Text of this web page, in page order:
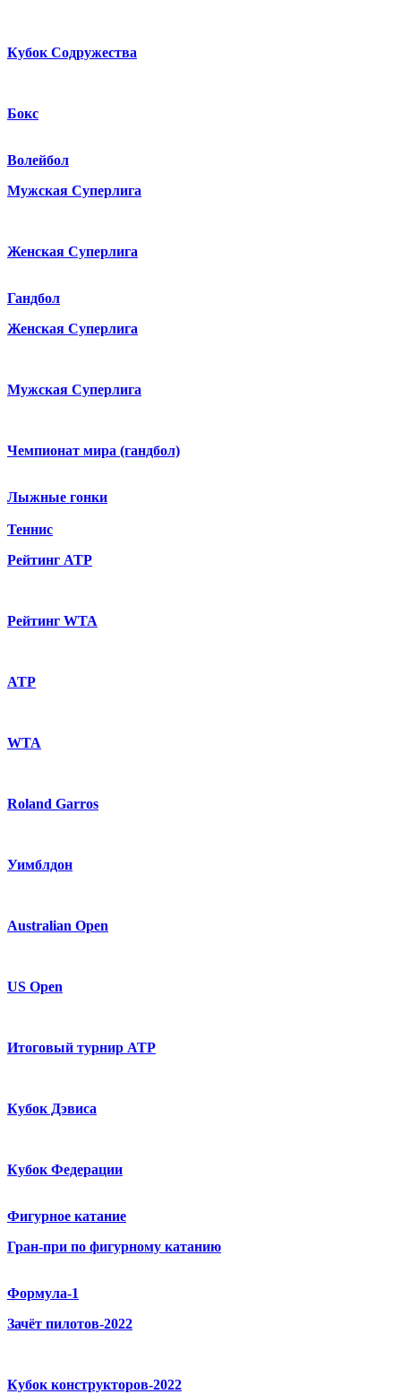
Кубок Содружества
Бокс
Волейбол
Мужская Суперлига
Женская Суперлига
Гандбол
Женская Суперлига
Мужская Суперлига
Чемпионат мира (гандбол)
Лыжные гонки
Теннис
Рейтинг ATP
Рейтинг WTA
ATP
WTA
Roland Garros
Уимблдон
Australian Open
US Open
Итоговый турнир ATP
Кубок Дэвиса
Кубок Федерации
Фигурное катание
Гран-при по фигурному катанию
Формула-1
Зачёт пилотов-2022
Кубок конструкторов-2022